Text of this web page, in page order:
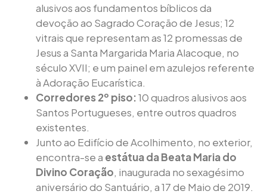
alusivos aos fundamentos bíblicos da
devoção ao Sagrado Coração de Jesus; 12
vitrais que representam as 12 promessas de
Jesus a Santa Margarida Maria Alacoque, no
século XVII; e um painel em azulejos referente
à Adoração Eucarística.
Corredores 2º piso:10 quadros alusivos aos
Santos Portugueses, entre outros quadros
existentes.
Junto ao Edifício de Acolhimento, no exterior,
encontra-se a estátua da Beata Maria do
Divino Coração, inaugurada no sexagésimo
aniversário do Santuário, a 17 de Maio de 2019.